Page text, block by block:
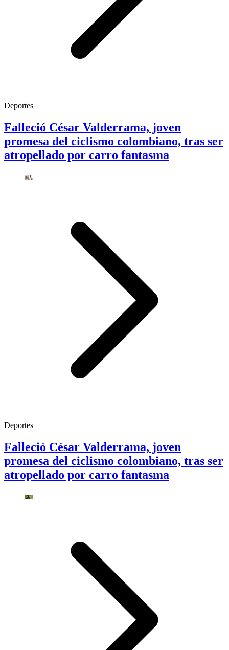
Deportes
Falleció César Valderrama, joven
promesa del ciclismo colombiano, tras ser
atropellado por carro fantasma
Deportes
Falleció César Valderrama, joven
promesa del ciclismo colombiano, tras ser
atropellado por carro fantasma